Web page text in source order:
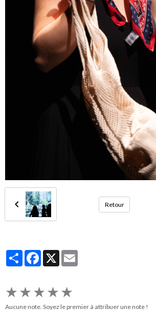
Retour
PartagerFacebook
X
★★★★★
Aucune note. Soyez le premier à attribuer une note !